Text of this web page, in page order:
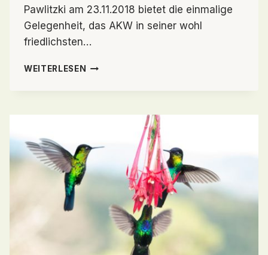
Pawlitzki am 23.11.2018 bietet die einmalige
Gelegenheit, das AKW in seiner wohl
friedlichsten…
WEITERLESEN
AKW
40
VOLKSABSTIMMUNG